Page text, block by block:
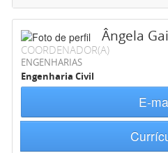
Ângela
COORDENADOR(A)
ENGENHARIAS
Engenharia Civil
E-